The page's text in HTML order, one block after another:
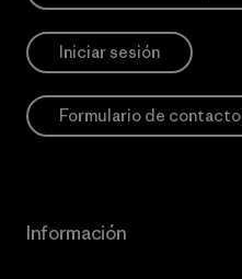
Iniciar sesión
Formulario de contacto
Información